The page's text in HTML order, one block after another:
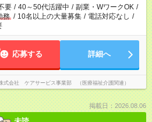
要 / 40～50代活躍中 / 副業・WワークOK /
務 / 10名以上の大量募集 / 電話対応なし /
応募する 詳細へ
式会社 ケアサービス事業部 （医療福祉介護関連）
掲載日：2026.08.06